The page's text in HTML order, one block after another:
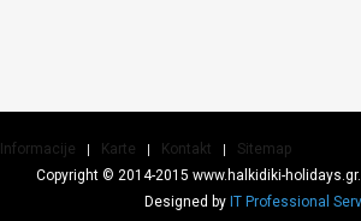
Informacije Karte Kontakt
Sitemap
Copyright © 2014-2015 www.halkidiki-
Designed by IT Professional